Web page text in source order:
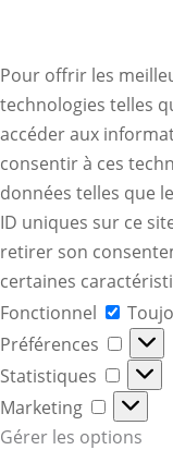
Pour offrir les
technologies telles
accéder aux
consentir à ces
données telles que
ID uniques sur ce
retirer son
certaines
Fonctionnel
Préférences
Statistiques
Marketing
Gérer les options